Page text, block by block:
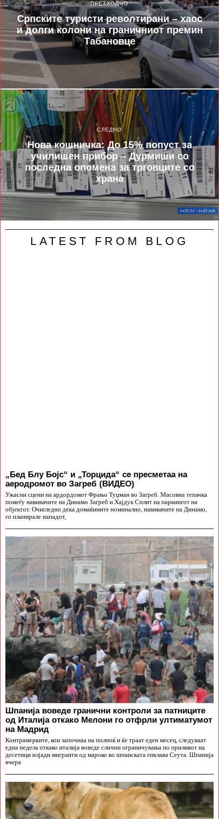
ПРЕТХОДНО
Српските туристи револтирани – хаос
и долги колони на граничниот премин
Табановце
СЛЕДНО
Нова кошничка: До 15% попуст за
училишен прибор – Дурмиши со
последна опомена за трговците со
храна
LATEST FROM BLOG
„Бед Блу Бојс“ и „Торцида“ се пресметаа на
аеродромот во Загреб (ВИДЕО)
Ужасни сцени на ардордомот Фрањо Туџман во Загреб. Масовна тепачка
помеѓу навивачите на Динамо Загреб и Хајдук Сплит на паркингот на
објектот. Очигледно дека домаќините номинално, навивачите на Динамо,
го планирале нападот,
Шпанија воведе гранични контроли за патниците
од Италија откако Мелони го отфрли ултиматумот
на Мадрид
Контрамерките, кои започнаа на полноќ и ќе траат еден месец, следуваат
една недела откако италија воведе слични ограничувања по приливот на
десетици илјади мигранти од мароко во шпанската енклава Сеута. Шпанија
вчера